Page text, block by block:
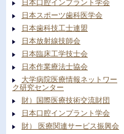
日本口腔インプラント学会
日本スポーツ歯科医学会
日本歯科技工士連盟
日本放射線技師会
日本臨床工学技士会
日本作業療法士協会
大学病院医療情報ネットワー
ク研究センター
財）国際医療技術交流財団
日本口腔インプラント学会
財） 医療関連サービス振興会